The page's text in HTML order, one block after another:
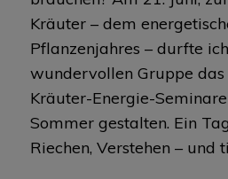
Kräuter – dem
Pflanzenjahres – durfte
wundervollen Gruppe
Kräuter-Energie-
Sommer gestalten. Ein
Riechen, Verstehen – und